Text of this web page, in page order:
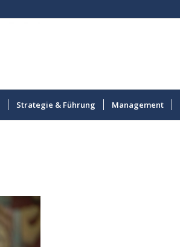
Strategie & Führung Management